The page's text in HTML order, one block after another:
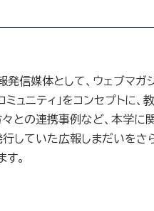
媒体として、ウェブマガジ
ミュニティ」をコンセプト
との連携事例など、本学
していた広報しまだいを
。